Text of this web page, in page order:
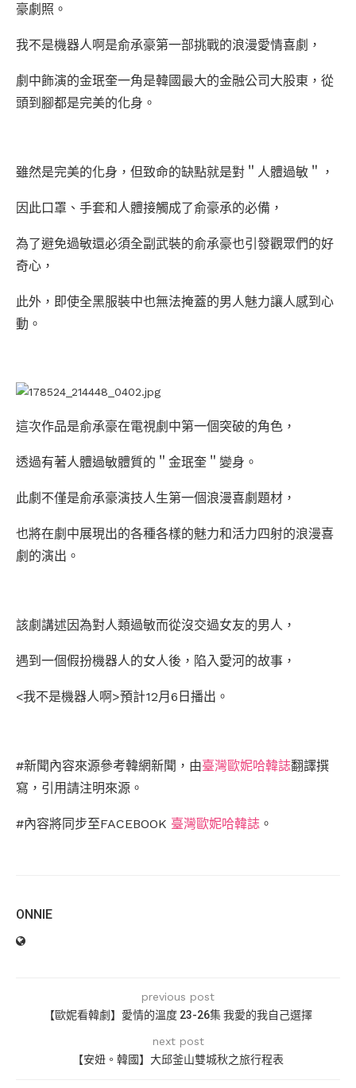
豪劇照。
我不是機器人啊是俞承豪第一部挑戰的浪漫愛情喜劇，
劇中飾演的金珉奎一角是韓國最大的金融公司大股東，從
頭到腳都是完美的化身。
雖然是完美的化身，但致命的缺點就是對＂人體過敏＂，
因此口罩、手套和人體接觸成了俞豪承的必備，
為了避免過敏還必須全副武裝的俞承豪也引發觀眾們的好
奇心，
此外，即使全黑服裝中也無法掩蓋的男人魅力讓人感到心
動。
這次作品是俞承豪在電視劇中第一個突破的角色，
透過有著人體過敏體質的＂金珉奎＂變身。
此劇不僅是俞承豪演技人生第一個浪漫喜劇題材，
也將在劇中展現出的各種各樣的魅力和活力四射的浪漫喜
劇的演出。
該劇講述因為對人類過敏而從沒交過女友的男人，
遇到一個假扮機器人的女人後，陷入愛河的故事，
<我不是機器人啊>預計12月6日播出。
#新聞內容來源參考韓網新聞，由臺灣歐妮哈韓誌翻譯撰
寫，引用請注明來源。
#內容將同步至FACEBOOK 臺灣歐妮哈韓誌 。
ONNIE
previous post
【歐妮看韓劇】愛情的溫度 23-26集 我愛的我自己選擇
next post
【安妞。韓國】大邱釜山雙城秋之旅行程表